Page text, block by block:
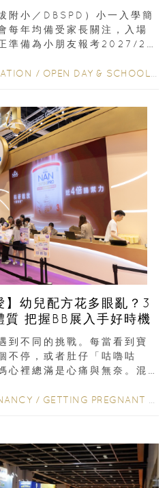
附小／DBSPD）小一入學簡
每年均備受家長關注，入場
準備為小朋友報考2027/28
/ OPEN DAY & SCHOOL EVENTS
】幼兒配方花多眼亂？3
質 把握BB展入手好時機
到不同的挑戰。每當看到寶
不停，或者肚仔「咕嚕咕
心裡總滿是心痛與無奈。混
/ GETTING PREGNANT